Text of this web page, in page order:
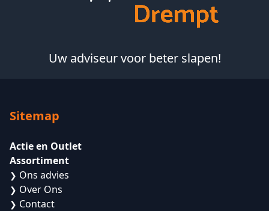
Uw adviseur voor beter slapen!
Sitemap
Actie en Outlet
Assortiment
❯ Ons advies
❯ Over Ons
❯ Contact